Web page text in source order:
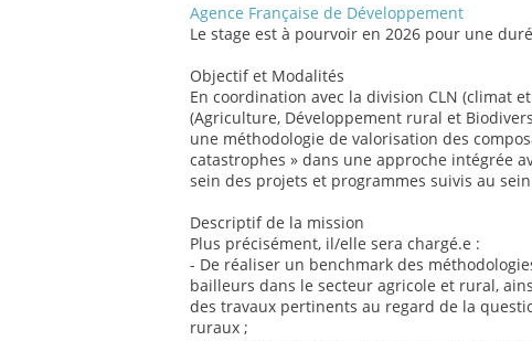
Agence Française de Développement
Le stage est à pourvoir en 2026 pour une
Objectif et Modalités
En coordination avec la division CLN (climat
(Agriculture, Développement rural et
une méthodologie de valorisation des
catastrophes » dans une approche intégrée
sein des projets et programmes suivis au
Descriptif de la mission
Plus précisément, il/elle sera chargé.e :
- De réaliser un benchmark des
bailleurs dans le secteur agricole et rural,
des travaux pertinents au regard de la
ruraux ;